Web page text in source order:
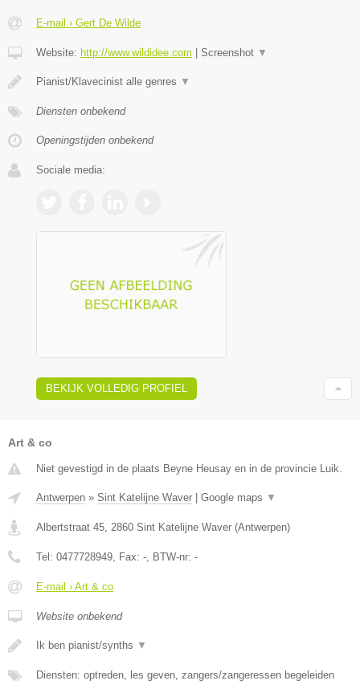
E-mail › Gert De Wilde
Website: http://www.wildidee.com | Screenshot ▼
Pianist/Klavecinist alle genres ▼
Diensten onbekend
Openingstijden onbekend
Sociale media:
BEKIJK VOLLEDIG PROFIEL
Art & co
Niet gevestigd in de plaats Beyne Heusay en in de provincie Luik.
Antwerpen » Sint Katelijne Waver Google maps ▼
Albertstraat 45, 2860 Sint Katelijne Waver (Antwerpen)
Tel: 0477728949, Fax: -, BTW-nr: -
E-mail › Art & co
Website onbekend
Ik ben pianist/synths ▼
Diensten: optreden, les geven, zangers/zangeressen begeleiden